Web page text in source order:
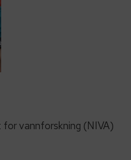
vannforskning (NIVA)